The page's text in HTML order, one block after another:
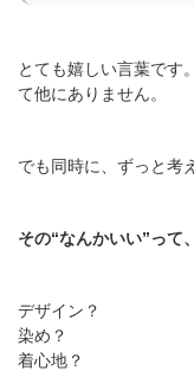
とても嬉しい言葉です
て他にありません。
でも同時に、ずっと考
その“なんかいい”って
デザイン？
染め？
着心地？